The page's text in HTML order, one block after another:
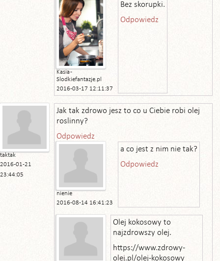
Kasia -
Slodkiefantazje.pl
2016-03-17 12:11:37
Bez skorupki.
Odpowiedz
taktak
2016-01-21
23:44:05
Jak tak zdrowo jesz to co u Ciebie robi olej
roslinny?
Odpowiedz
nienie
2016-08-14 16:41:23
a co jest z nim nie tak?
Odpowiedz
Olej kokosowy to
najzdrowszy olej.
https://www.zdrowy-
olej.pl/olej-kokosowy